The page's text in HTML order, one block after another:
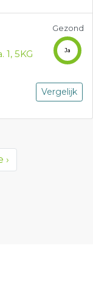
5KG
Gezond
Ja
Vergelijk
›